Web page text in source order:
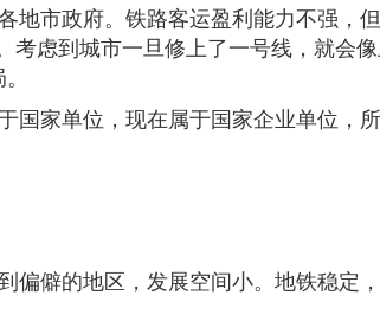
市政府。铁路客运盈利能力不强，
虑到城市一旦修上了一号线，就会
家单位，现在属于国家企业单位，
僻的地区，发展空间小。地铁稳定